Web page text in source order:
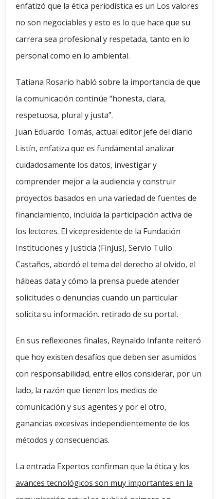
enfatizó que la ética periodística es un Los valores
no son negociables y esto es lo que hace que su
carrera sea profesional y respetada, tanto en lo
personal como en lo ambiental.
Tatiana Rosario habló sobre la importancia de que
la comunicación continúe “honesta, clara,
respetuosa, plural y justa”.
Juan Eduardo Tomás, actual editor jefe del diario
Listín, enfatiza que es fundamental analizar
cuidadosamente los datos, investigar y
comprender mejor a la audiencia y construir
proyectos basados ​​en una variedad de fuentes de
financiamiento, incluida la participación activa de
los lectores. El vicepresidente de la Fundación
Instituciones y Justicia (Finjus), Servio Tulio
Castaños, abordó el tema del derecho al olvido, el
hábeas data y cómo la prensa puede atender
solicitudes o denuncias cuando un particular
solicita su información. retirado de su portal.
En sus reflexiones finales, Reynaldo Infante reiteró
que hoy existen desafíos que deben ser asumidos
con responsabilidad, entre ellos considerar, por un
lado, la razón que tienen los medios de
comunicación y sus agentes y por el otro,
ganancias excesivas independientemente de los
métodos y consecuencias.
La entrada Expertos confirman que la ética y los
avances tecnológicos son muy importantes en la